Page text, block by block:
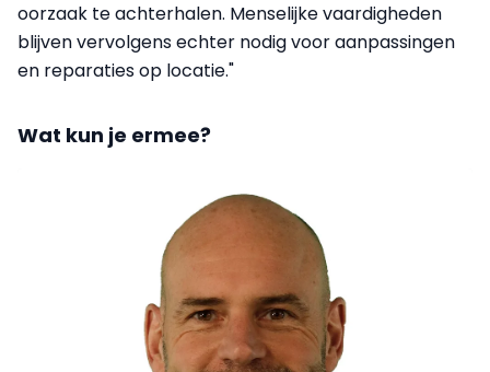
oorzaak te achterhalen. Menselijke vaardigheden
blijven vervolgens echter nodig voor aanpassingen
en reparaties op locatie."
Wat kun je ermee?